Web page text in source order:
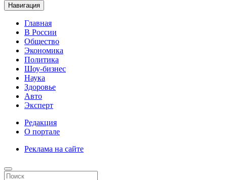
Навигация
Главная
В России
Общество
Экономика
Политика
Шоу-бизнес
Наука
Здоровье
Авто
Эксперт
Редакция
О портале
Реклама на сайте